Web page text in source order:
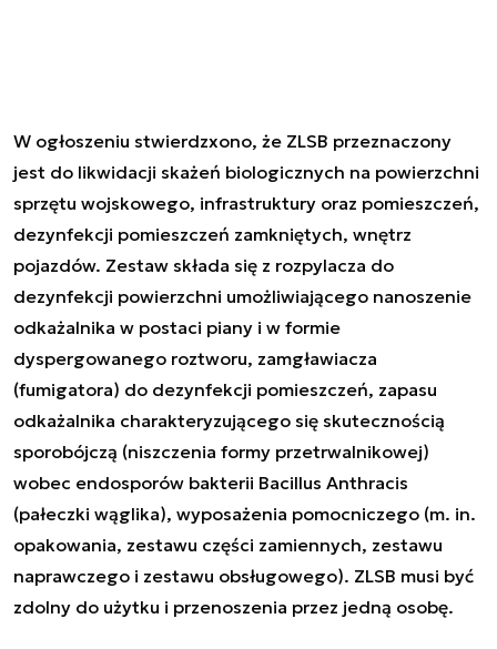
W ogłoszeniu stwierdzxono, że ZLSB przeznaczony
jest do likwidacji skażeń biologicznych na powierzchni
sprzętu wojskowego, infrastruktury oraz pomieszczeń,
dezynfekcji pomieszczeń zamkniętych, wnętrz
pojazdów. Zestaw składa się z rozpylacza do
dezynfekcji powierzchni umożliwiającego nanoszenie
odkażalnika w postaci piany i w formie
dyspergowanego roztworu, zamgławiacza
(fumigatora) do dezynfekcji pomieszczeń, zapasu
odkażalnika charakteryzującego się skutecznością
sporobójczą (niszczenia formy przetrwalnikowej)
wobec endosporów bakterii Bacillus Anthracis
(pałeczki wąglika), wyposażenia pomocniczego (m. in.
opakowania, zestawu części zamiennych, zestawu
naprawczego i zestawu obsługowego). ZLSB musi być
zdolny do użytku i przenoszenia przez jedną osobę.